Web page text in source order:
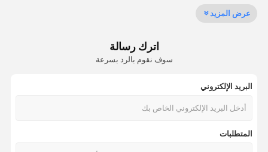
باب مضاد للصوت
عرض المزيد
اترك رسالة
سوف نقوم بالرد بسرعة
البريد الإلكتروني
المتطلبات